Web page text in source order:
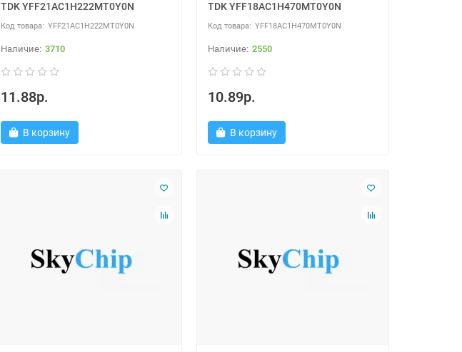
TDK YFF21AC1H222MT0Y0N
YFF21AC1H222MT0Y0N
3710
11.88р.
В корзину
TDK YFF18AC1H470MT0Y0N
YFF18AC1H470MT0Y0N
2550
10.89р.
В корзину